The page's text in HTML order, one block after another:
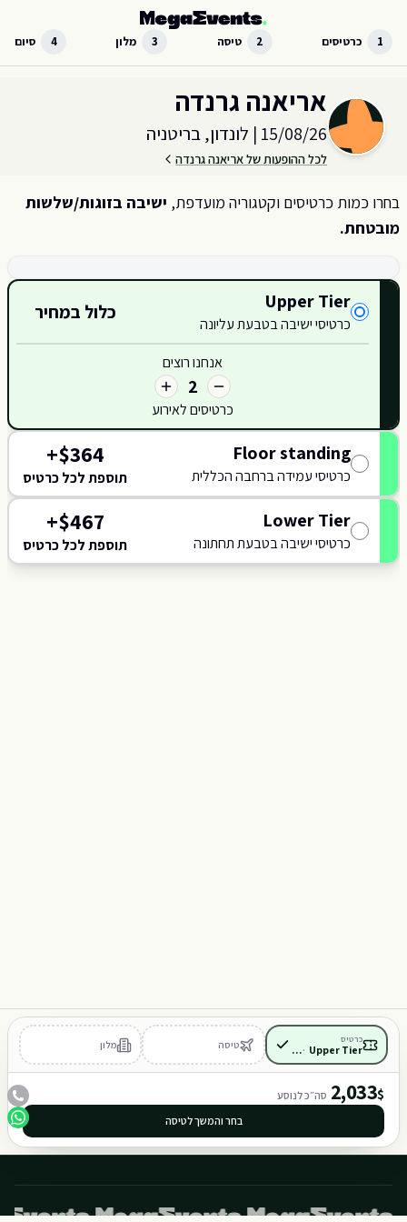
1 כרטיסים 2 טיסה 3 מלון 4 סיום
אריאנה גרנדה
15/08/26
| לונדון, בריטניה
לכל ההופעות של אריאנה גרנדה
בחרו כמות כרטיסים וקטגוריה מועדפת, ישיבה בזוגות/שלשות
מובטחת.
113
422
קטגוריות כרטיסים זמינות
Upper Tier
כרטיסי ישיבה בטבעת עליונה
כלול במחיר
אנחנו רוצים
2
כרטיסים לאירוע
Floor standing
כרטיסי עמידה ברחבה הכללית
$364
+
תוספת לכל כרטיס
Lower Tier
כרטיסי ישיבה בטבעת תחתונה
$467
+
תוספת לכל כרטיס
כרטיס
Upper Tier
· כלול טיסה מלון
$
2,033 סה״כ לנוסע
בחר והמשך לטיסה